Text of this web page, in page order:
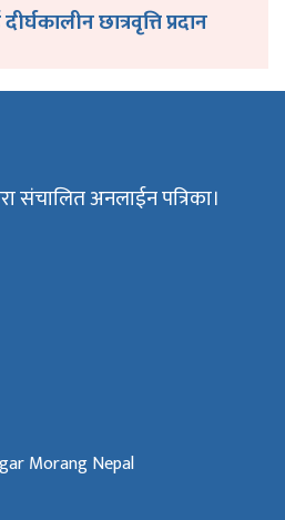
छात्रवृत्ति प्रदान
संचालित अनलाईन पत्रिका।
Morang Nepal